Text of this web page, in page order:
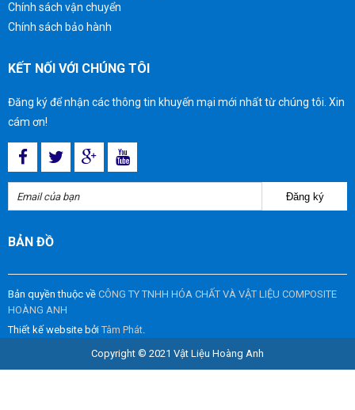
Chính sách vận chuyển
Chính sách bảo hành
KẾT NỐI VỚI CHÚNG TÔI
Đăng ký để nhận các thông tin khuyến mại mới nhất từ chúng tôi. Xin
cám ơn!
Đăng ký
BẢN ĐỒ
Bản quyền thuộc về CÔNG TY TNHH HÓA CHẤT VÀ VẬT LIỆU COMPOSITE
HOÀNG ANH
Thiết kế website bởiTâm Phát.
Copyright © 2021 Vật Liệu Hoàng Anh